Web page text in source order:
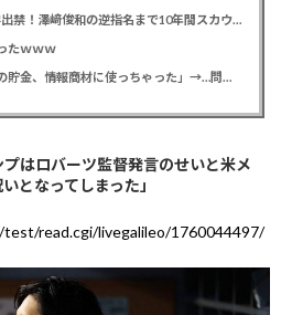
緒方孝市カープドラ3指名で青学出禁！澤﨑俊和の逆指名まで10年間スカウト出禁
たｗｗｗ
【悲報】彼女「ごめん！俺くんの貯金、情報商材に使っちゃった」→…問い詰めたらギャン泣きされたんだが俺が悪いのか？
はロバーツ監督発言のせいと米メ
となってしまった」
read.cgi/livegalileo/1760044497/